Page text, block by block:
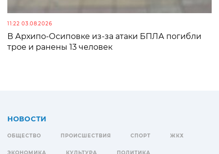
11:22 03.08.2026
В Архипо-Осиповке из-за атаки БПЛА погибли
трое и ранены 13 человек
НОВОСТИ
ОБЩЕСТВО ПРОИСШЕСТВИЯ СПОРТ ЖКХ